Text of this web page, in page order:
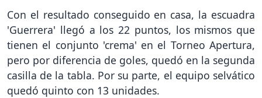
Con el resultado conseguido en casa, la escuadra
'Guerrera' llegó a los 22 puntos, los mismos que
tienen el conjunto 'crema' en el Torneo Apertura,
pero por diferencia de goles, quedó en la segunda
casilla de la tabla. Por su parte, el equipo selvático
quedó quinto con 13 unidades.